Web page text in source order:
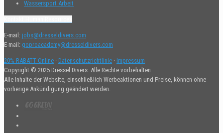
Wassersport Arbeit
Kontakt Human Resources
E-mail: jobs@dresseldivers.com
E-mail: goproacademy@dresseldivers.com
20% RABATT Online · Datenschutzrichtlinie · Impressum
Copyright © 2025 Dressel Divers. Alle Rechte vorbehalten
Alle Inhalte der Website, einschließlich Werbeaktionen und Preise, können ohne
vorherige Ankündigung geändert werden.